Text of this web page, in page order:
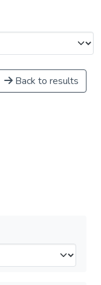
Back to results